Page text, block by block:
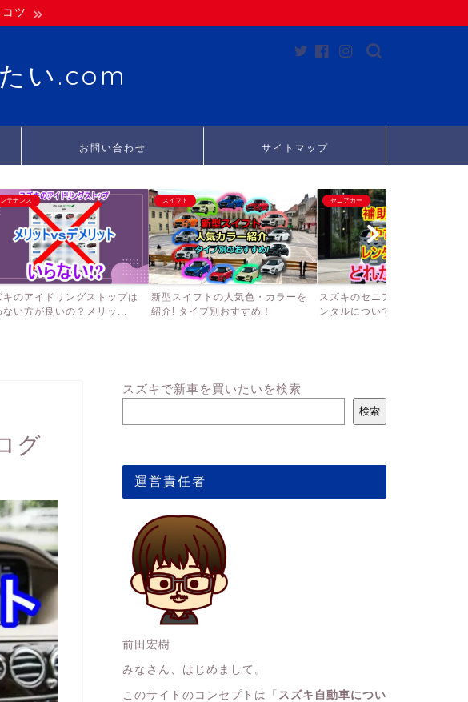
ツ
い.com
お問い合わせ サイトマップ
テナンス
キのアイドリングストップは
ない方が良いの？メリッ...
スイフト
新型スイフトの人気色・カラーを
紹介! タイプ別おすすめ！
セニアカー
スズキのセニアカーの補助金、
ンタルについて徹底調査して...
グ
スズキで新車を買いたいを検索
検索
運営責任者
前田宏樹
みなさん、はじめまして。
このサイトのコンセプトは「 スズキ自動車につい